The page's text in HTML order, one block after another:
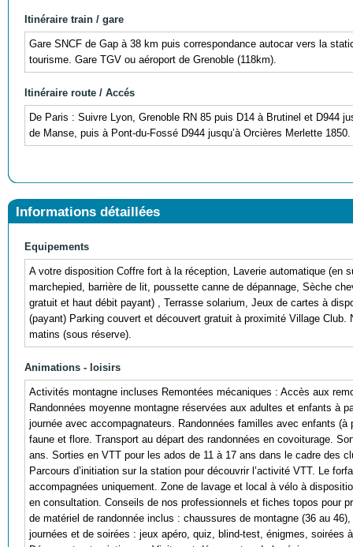
Itinéraire train / gare
Gare SNCF de Gap à 38 km puis correspondance autocar vers la
tourisme. Gare TGV ou aéroport de Grenoble (118km).
Itinéraire route / Accés
De Paris : Suivre Lyon, Grenoble RN 85 puis D14 à Brutinel et D944
de Manse, puis à Pont-du-Fossé D944 jusqu’à Orcières Merlette 1850.
Informations détaillées
Equipements
A votre disposition Coffre fort à la réception, Laverie automatique (en
marchepied, barrière de lit, poussette canne de dépannage, Sèche
gratuit et haut débit payant) , Terrasse solarium, Jeux de cartes à
(payant) Parking couvert et découvert gratuit à proximité Village
matins (sous réserve).
Animations - loisirs
Activités montagne incluses Remontées mécaniques : Accès aux
Randonnées moyenne montagne réservées aux adultes et enfants à
journée avec accompagnateurs. Randonnées familles avec enfants
faune et flore. Transport au départ des randonnées en covoiturage.
ans. Sorties en VTT pour les ados de 11 à 17 ans dans le cadre des
Parcours d’initiation sur la station pour découvrir l’activité VTT. Le
accompagnées uniquement. Zone de lavage et local à vélo à
en consultation. Conseils de nos professionnels et fiches topos pour
de matériel de randonnée inclus : chaussures de montagne (36 au
journées et de soirées : jeux apéro, quiz, blind-test, énigmes,